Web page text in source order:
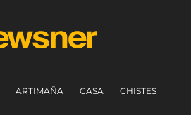
ARTIMAÑA CASA CHISTES